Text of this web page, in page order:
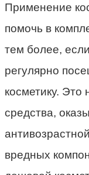
Применение
помочь в
тем более,
регулярно
косметику.
средства,
вредных